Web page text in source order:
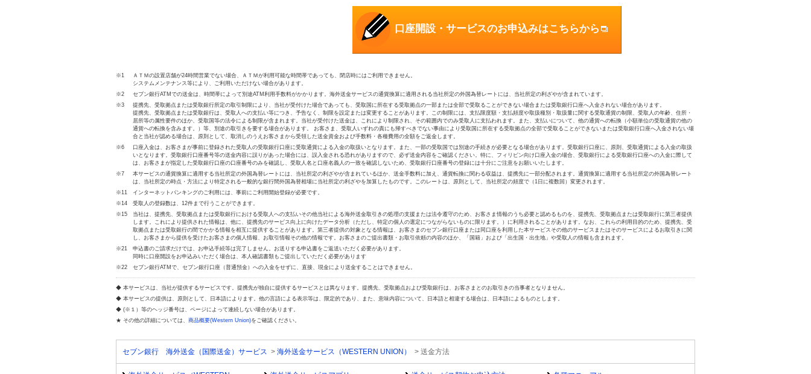
口座開設・サービスのお申込みはこちらから
※1
ＡＴＭの設置店舗が24時間営業でない場合、ＡＴＭが利用可能な時間帯であっても、閉店時にはご利用できません。
システムメンテナンス等により、ご利用いただけない場合があります。
※2
セブン銀行ATMでの送金は、時間帯によって別途ATM利用手数料がかかります。海外送金サービスの通貨換算に適用される当社所定の外国為替レートには、当社所定の利ざやが含まれています。
※3
提携先、受取拠点または受取銀行所定の取引制限により、当社が受付けた場合であっても、受取国に所在する受取拠点の一部または全部で受取ることができない場合または受取銀行口座へ入金されない場合があります。
提携先、受取拠点または受取銀行は、受取人への支払い等につき、予告なく、制限を設定または変更することがあります。この制限には、支払限度額・支払頻度や取扱種別・取扱量に関する受取通貨の制限、受取人の年齢、住所・
居所等の属性要件のほか、受取国等の法令による制限が含まれます。当社が受付けた送金は、これにより制限され、その範囲内でのみ受取人に支払われます。また、支払いについて、他の通貨への転換（小額単位の受取通貨の他の
通貨への転換を含みます。）等、別途の取引きを要する場合があります。 お客さま、受取人いずれの責にも帰すべきでない事由により受取国に所在する受取拠点の全部で受取ることができないまたは受取銀行口座へ入金されない場
合と当社が認める場合は、原則として、取消しのうえお客さまから受領した送金資金および手数料・各種費用の全額をご返金します。
※6
口座入金は、お客さまが事前に登録された受取人の受取銀行口座に受取通貨による入金の取扱いとなります。また、一部の受取国では別途の手続きが必要となる場合があります。受取銀行口座に、原則、受取通貨による入金の取扱
いとなります。受取銀行口座番号等の送金内容に誤りがあった場合には、誤入金される恐れがありますので、必ず送金内容をご確認ください。特に、フィリピン向け口座入金の場合、受取銀行による受取銀行口座への入金に際して
は、お客さまが指定した受取銀行口座の口座番号のみを確認し、受取人名と口座名義人の一致を確認しないため、受取銀行口座番号の登録には十分にご注意をお願いいたします。
※7
本サービスの通貨換算に適用する当社所定の外国為替レートには、当社所定の利ざやが含まれているほか、送金手数料に加え、通貨転換に関わる収益は、提携先に一部分配されます。通貨換算に適用する当社所定の外国為替レート
は、当社所定の時点・方法により特定される一般的な銀行間外国為替相場に当社所定の利ざやを加算したものです。このレートは、原則として、当社所定の頻度で（1日に複数回）変更されます。
※11
インターネットバンキングのご利用には、事前にご利用開始登録が必要です。
※14
受取人の登録数は、12件まで行うことができます。
※15
当社は、提携先、受取拠点または受取銀行における受取人への支払いその他当社による海外送金取引きの処理の支援または法令遵守のため、お客さま情報のうち必要と認めるものを、提携先、受取拠点または受取銀行に第三者提供
します。これにより提供された情報は、他に、提携先のサービス向上に向けたデータ分析（ただし、特定の個人の選定につながらないものに限ります。）に利用されることがあります。なお、これらの利用目的のため、提携先、受
取拠点または受取銀行の間でかかる情報を相互に提供することがあります。第三者提供の対象となる情報は、お客さまのセブン銀行口座または同口座を利用した本サービスその他のサービスまたはそのサービスによるお取引きに関
し、お客さまから提供を受けたお客さまの個人情報、お取引情報その他の情報です。お客さまのご提出書類・お取引依頼の内容のほか、「国籍」および「出生国・出生地」や受取人の情報も含まれます。
※21
申込書のご請求だけでは、お申込手続等は完了しません。お送りする申込書をご返送いただく必要があります。
同時に口座開設をお申込みいただく場合は、本人確認書類もご提出していただく必要があります
※22
セブン銀行ATMで、セブン銀行口座（普通預金）への入金をせずに、直接、現金により送金することはできません。
◆ 本サービスは、当社が提供するサービスです。提携先が独自に提供するサービスとは異なります。提携先、受取拠点および受取銀行は、お客さまとのお取引きの当事者となりません。
◆ 本サービスの提供は、原則として、日本語によります。他の言語による表示等は、限定的であり、また、意味内容について、日本語と相違する場合は、日本語によるものとします。
◆ (※１）等のヘッジ番号は、ページによって連続しない場合があります。
★ その他の詳細については、 商品概要(Western Union)をご確認ください。
セブン銀行 海外送金（国際送金）サービス > 海外送金サービス（WESTERN UNION） > 送金方法